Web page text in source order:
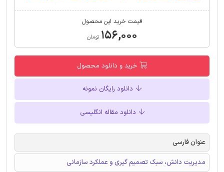
قیمت خرید این محصول
۱۵۶,۰۰۰ تومان
خرید و دانلود محصول
دانلود رایگان نمونه
دانلود مقاله انگلیسی
عنوان فارسی
مدیریت دانش، سبک تصمیم گیری و عملکرد سازمانی